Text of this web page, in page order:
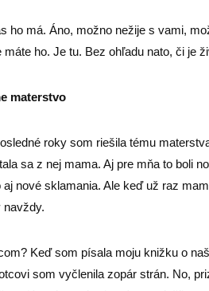
ho má. Áno, možno nežije s vami,
máte ho. Je tu. Bez ohľadu nato, či je
materstvo
roky som riešila tému
sa z nej mama. Aj pre mňa to boli
nové sklamania. Ale keď už raz
navždy.
Keď som písala moju knižku o
som vyčlenila zopár strán. No,